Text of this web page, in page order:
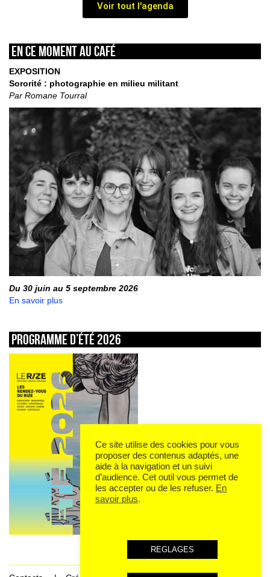
Voir tout l'agenda
En ce moment au café
EXPOSITION
Sororité : photographie en milieu militant
Par Romane Tourral
Du 30 juin au 5 septembre 2026
En savoir plus
Programme d’été 2026
Ce site utilise des cookies pour vous
proposer des contenus adaptés, une
aide à la navigation et un suivi
d’audience. Cet outil vous permet de
les accepter ou de les refuser. En
savoir plus.
REGLAGES